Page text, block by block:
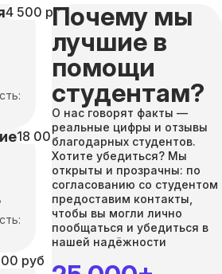
4 500 руб
18 000 руб
руб
Почему мы
лучшие в
помощи
студентам?
О нас говорят факты —
реальные цифры и отзывы
благодарных студентов.
Хотите убедиться? Мы
открыты и прозрачны: по
согласованию со студентом
предоставим контакты,
чтобы вы могли лично
пообщаться и убедиться в
нашей надёжности